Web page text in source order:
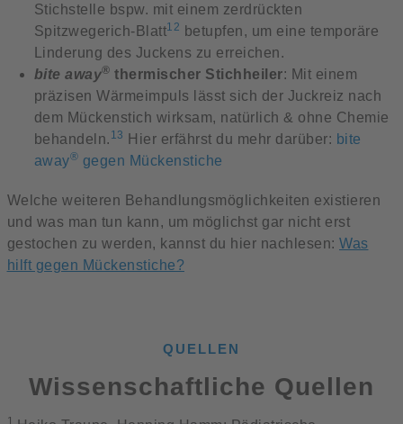
Stichstelle bspw. mit einem zerdrückten
Spitzwegerich-Blatt12
betupfen, um eine temporäre
Linderung des Juckens zu erreichen.
bite away® thermischer Stichheiler: Mit einem
präzisen Wärmeimpuls lässt sich der Juckreiz nach
dem Mückenstich wirksam, natürlich & ohne Chemie
behandeln. 13 Hier erfährst du mehr darüber: bite
away® gegen Mückenstiche
Welche weiteren Behandlungsmöglichkeiten existieren
und was man tun kann, um möglichst gar nicht erst
gestochen zu werden, kannst du hier nachlesen: Was
hilft gegen Mückenstiche?
QUELLEN
Wissenschaftliche Quellen
1